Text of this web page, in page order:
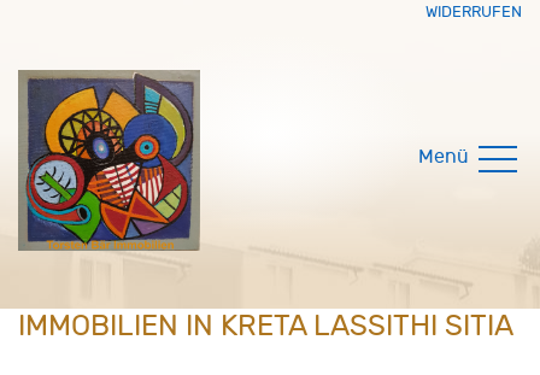
WIDERRUFEN
Menü
IMMOBILIEN IN KRETA LASSITHI SITIA